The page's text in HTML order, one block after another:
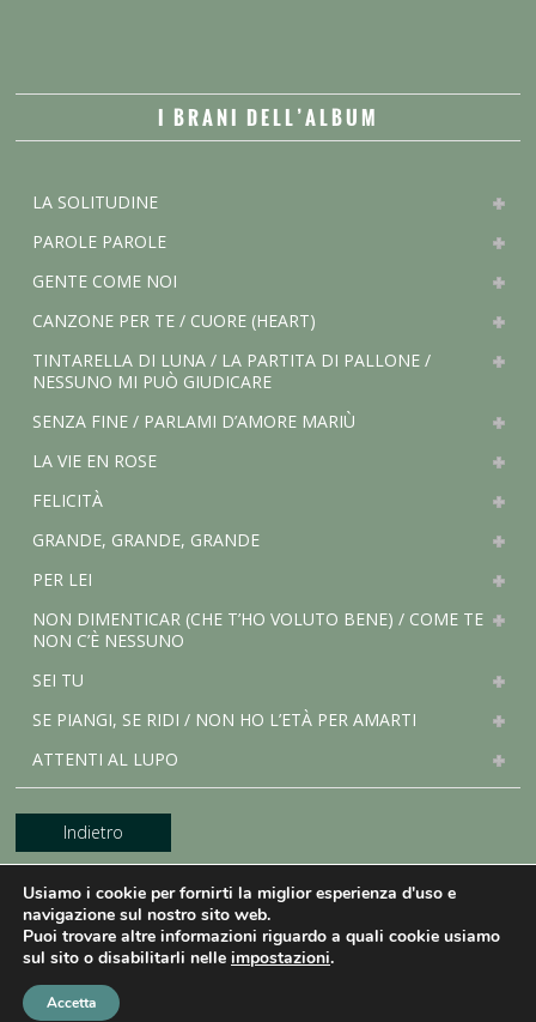
I BRANI DELL’ALBUM
LA SOLITUDINE
PAROLE PAROLE
GENTE COME NOI
CANZONE PER TE / CUORE (HEART)
TINTARELLA DI LUNA / LA PARTITA DI PALLONE /
NESSUNO MI PUÒ GIUDICARE
SENZA FINE / PARLAMI D’AMORE MARIÙ
LA VIE EN ROSE
FELICITÀ
GRANDE, GRANDE, GRANDE
PER LEI
NON DIMENTICAR (CHE T’HO VOLUTO BENE) / COME TE
NON C’È NESSUNO
SEI TU
SE PIANGI, SE RIDI / NON HO L’ETÀ PER AMARTI
ATTENTI AL LUPO
Indietro
Copyright © Mama Produções. All rights reserved |
Usiamo i cookie per fornirti la miglior esperienza d'uso e
navigazione sul nostro sito web.
Puoi trovare altre informazioni riguardo a quali cookie usiamo
sul sito o disabilitarli nelle impostazioni.
Accetta